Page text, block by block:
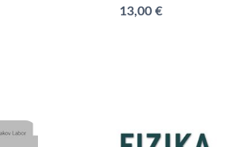
13,00 €